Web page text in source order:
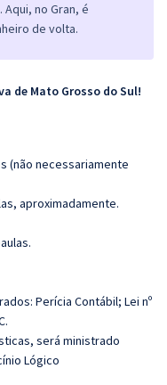
no Gran, é
de volta.
de Mato Grosso do Sul!
(não necessariamente
aproximadamente.
Perícia Contábil; Lei nº
será ministrado
Lógico